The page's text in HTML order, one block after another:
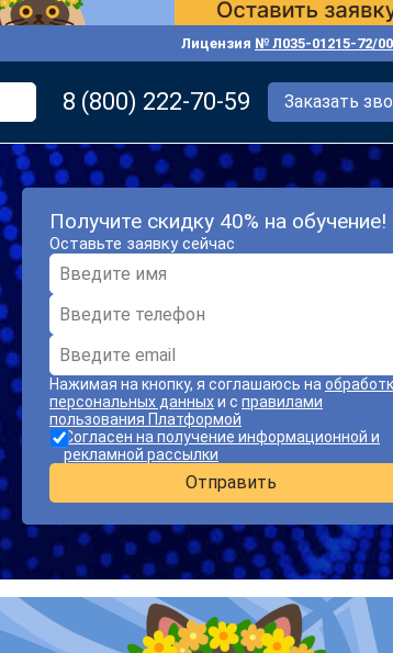
Лицензия № Л035-01215-72/
8 (800) 222-70-59 Заказать
Получите скидку 40% на обучение!
Оставьте заявку сейчас
Нажимая на кнопку, я соглашаюсь на
персональных данныхи с правилами
пользования Платформой
Согласен на получение информационной и
рекламной рассылки
Отправить